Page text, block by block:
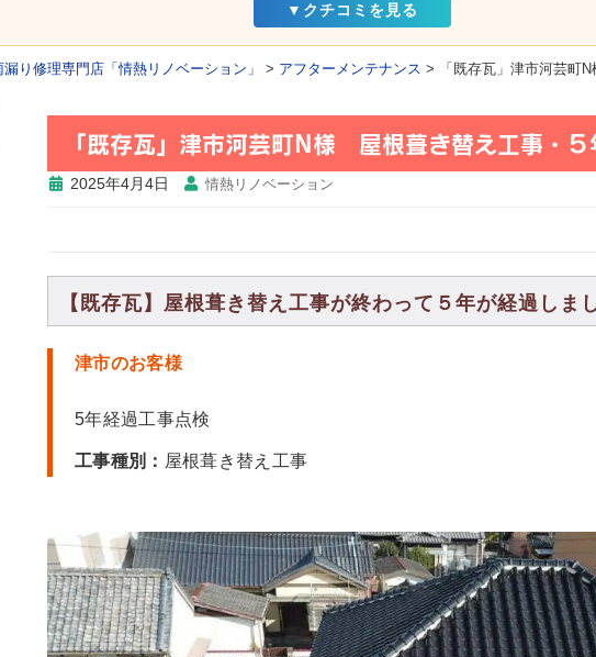
▼クチコミを見る
り修理専門店「情熱リノベーション」 > アフターメンテナンス > 「既存瓦」津市河芸町
「既存瓦」津市河芸町N様 屋根葺き替え工事・５
2025年4月4日 情熱リノベーション
【既存瓦】屋根葺き替え工事が終わって５年が経過しま
津市のお客様
5年経過工事点検
工事種別： 屋根葺き替え工事